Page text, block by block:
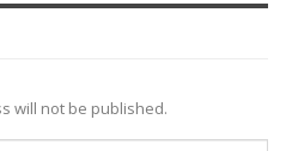
will not be published.